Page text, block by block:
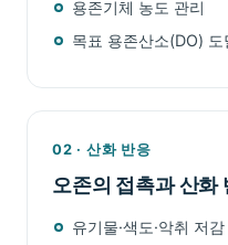
용존기체 농도 관리
목표 용존산소(DO) 도
02 · 산화 반응
오존의 접촉과 산화
유기물·색도·악취 저감